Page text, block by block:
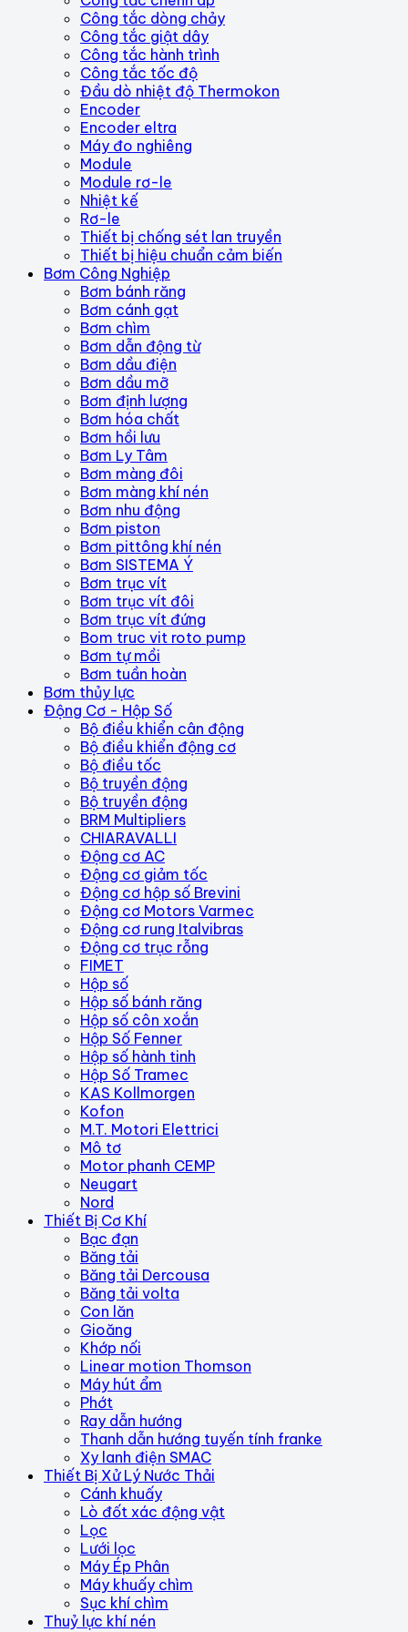
Công tắc dòng chảy
Công tắc giật dây
Công tắc hành trình
Công tắc tốc độ
Đầu dò nhiệt độ Thermokon
Encoder
Encoder eltra
Máy đo nghiêng
Module
Module rơ-le
Nhiệt kế
Rơ-le
Thiết bị chống sét lan truyền
Thiết bị hiệu chuẩn cảm biến
Bơm Công Nghiệp
Bơm bánh răng
Bơm cánh gạt
Bơm chìm
Bơm dẫn động từ
Bơm dầu điện
Bơm dầu mỡ
Bơm định lượng
Bơm hóa chất
Bơm hồi lưu
Bơm Ly Tâm
Bơm màng đôi
Bơm màng khí nén
Bơm nhu động
Bơm piston
Bơm pittông khí nén
Bơm SISTEMA Ý
Bơm trục vít
Bơm trục vít đôi
Bơm trục vít đứng
Bom truc vit roto pump
Bơm tự mồi
Bơm tuần hoàn
Bơm thủy lực
Động Cơ - Hộp Số
Bộ điều khiển cân động
Bộ điều khiển động cơ
Bộ điều tốc
Bộ truyền động
Bộ truyền động
BRM Multipliers
CHIARAVALLI
Động cơ AC
Động cơ giảm tốc
Động cơ hộp số Brevini
Động cơ Motors Varmec
Động cơ rung Italvibras
Động cơ trục rỗng
FIMET
Hộp số
Hộp số bánh răng
Hộp số côn xoắn
Hộp Số Fenner
Hộp số hành tinh
Hộp Số Tramec
KAS Kollmorgen
Kofon
M.T. Motori Elettrici
Mô tơ
Motor phanh CEMP
Neugart
Nord
Thiết Bị Cơ Khí
Bạc đạn
Băng tải
Băng tải Dercousa
Băng tải volta
Con lăn
Gioăng
Khớp nối
Linear motion Thomson
Máy hút ẩm
Phớt
Ray dẫn hướng
Thanh dẫn hướng tuyến tính franke
Xy lanh điện SMAC
Thiết Bị Xử Lý Nước Thải
Cánh khuấy
Lò đốt xác động vật
Lọc
Lưới lọc
Máy Ép Phân
Máy khuấy chìm
Sục khí chìm
Thuỷ lực khí nén